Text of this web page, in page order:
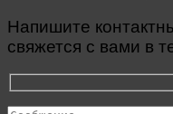
Напишите
свяжется с вами в